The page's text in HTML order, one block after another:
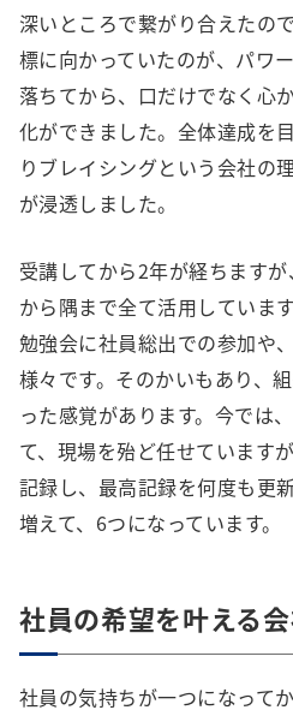
深いところで繋がり合えたの
標に向かっていたのが、パワ
落ちてから、口だけでなく心
化ができました。全体達成を
りブレイシングという会社の
が浸透しました。
受講してから2年が経ちます
から隅まで全て活用していま
勉強会に社員総出での参加や
様々です。そのかいもあり、
った感覚があります。今では
て、現場を殆ど任せています
記録し、最高記録を何度も更
増えて、6つになっています。
社員の希望を叶える
社員の気持ちが一つになって